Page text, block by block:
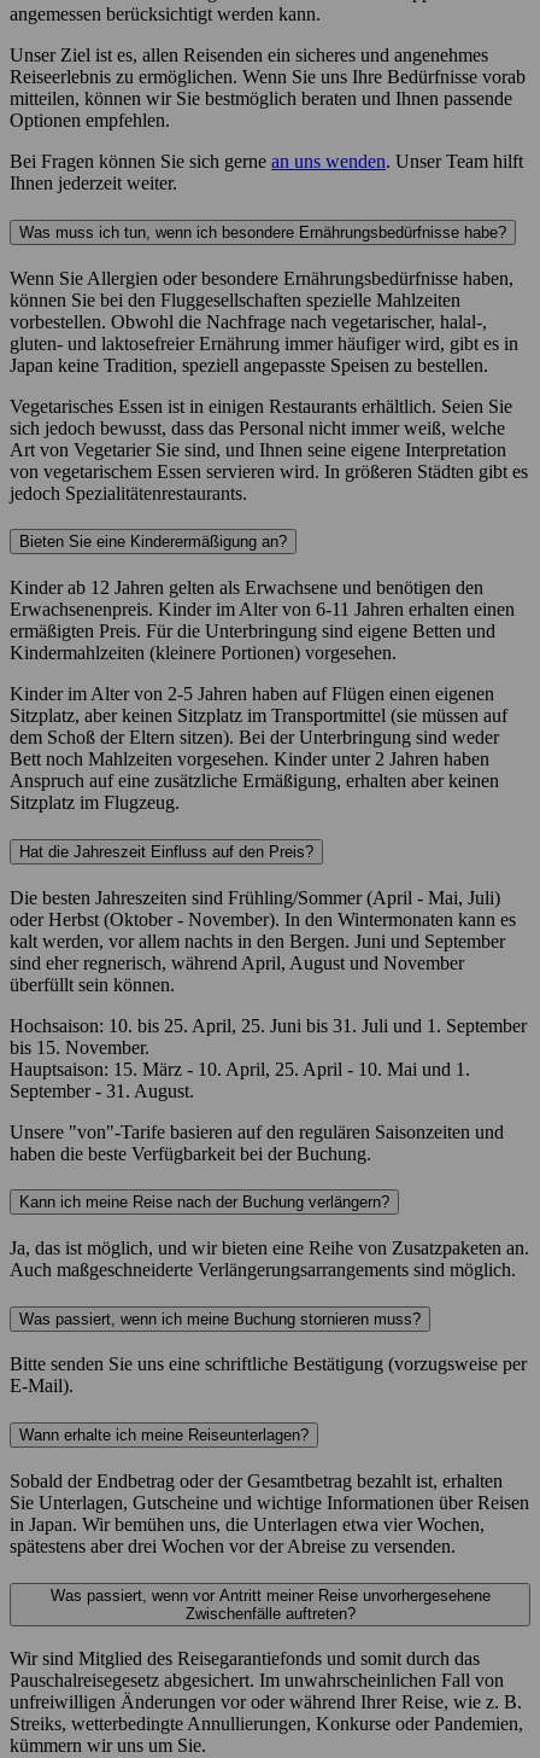
angemessen berücksichtigt werden kann.
Unser Ziel ist es, allen Reisenden ein sicheres und angenehmes
Reiseerlebnis zu ermöglichen. Wenn Sie uns Ihre Bedürfnisse vorab
mitteilen, können wir Sie bestmöglich beraten und Ihnen passende
Optionen empfehlen.
Bei Fragen können Sie sich gerne an uns wenden. Unser Team hilft
Ihnen jederzeit weiter.
Was muss ich tun, wenn ich besondere Ernährungsbedürfnisse habe?
Wenn Sie Allergien oder besondere Ernährungsbedürfnisse haben,
können Sie bei den Fluggesellschaften spezielle Mahlzeiten
vorbestellen. Obwohl die Nachfrage nach vegetarischer, halal-,
gluten- und laktosefreier Ernährung immer häufiger wird, gibt es in
Japan keine Tradition, speziell angepasste Speisen zu bestellen.
Vegetarisches Essen ist in einigen Restaurants erhältlich. Seien Sie
sich jedoch bewusst, dass das Personal nicht immer weiß, welche
Art von Vegetarier Sie sind, und Ihnen seine eigene Interpretation
von vegetarischem Essen servieren wird. In größeren Städten gibt es
jedoch Spezialitätenrestaurants.
Bieten Sie eine Kinderermäßigung an?
Kinder ab 12 Jahren gelten als Erwachsene und benötigen den
Erwachsenenpreis. Kinder im Alter von 6-11 Jahren erhalten einen
ermäßigten Preis. Für die Unterbringung sind eigene Betten und
Kindermahlzeiten (kleinere Portionen) vorgesehen.
Kinder im Alter von 2-5 Jahren haben auf Flügen einen eigenen
Sitzplatz, aber keinen Sitzplatz im Transportmittel (sie müssen auf
dem Schoß der Eltern sitzen). Bei der Unterbringung sind weder
Bett noch Mahlzeiten vorgesehen. Kinder unter 2 Jahren haben
Anspruch auf eine zusätzliche Ermäßigung, erhalten aber keinen
Sitzplatz im Flugzeug.
Hat die Jahreszeit Einfluss auf den Preis?
Die besten Jahreszeiten sind Frühling/Sommer (April - Mai, Juli)
oder Herbst (Oktober - November). In den Wintermonaten kann es
kalt werden, vor allem nachts in den Bergen. Juni und September
sind eher regnerisch, während April, August und November
überfüllt sein können.
Hochsaison: 10. bis 25. April, 25. Juni bis 31. Juli und 1. September
bis 15. November.
Hauptsaison: 15. März - 10. April, 25. April - 10. Mai und 1.
September - 31. August.
Unsere "von"-Tarife basieren auf den regulären Saisonzeiten und
haben die beste Verfügbarkeit bei der Buchung.
Kann ich meine Reise nach der Buchung verlängern?
Ja, das ist möglich, und wir bieten eine Reihe von Zusatzpaketen an.
Auch maßgeschneiderte Verlängerungsarrangements sind möglich.
Was passiert, wenn ich meine Buchung stornieren muss?
Bitte senden Sie uns eine schriftliche Bestätigung (vorzugsweise per
E-Mail).
Wann erhalte ich meine Reiseunterlagen?
Sobald der Endbetrag oder der Gesamtbetrag bezahlt ist, erhalten
Sie Unterlagen, Gutscheine und wichtige Informationen über Reisen
in Japan. Wir bemühen uns, die Unterlagen etwa vier Wochen,
spätestens aber drei Wochen vor der Abreise zu versenden.
Was passiert, wenn vor Antritt meiner Reise unvorhergesehene
Zwischenfälle auftreten?
Wir sind Mitglied des Reisegarantiefonds und somit durch das
Pauschalreisegesetz abgesichert. Im unwahrscheinlichen Fall von
unfreiwilligen Änderungen vor oder während Ihrer Reise, wie z. B.
Streiks, wetterbedingte Annullierungen, Konkurse oder Pandemien,
kümmern wir uns um Sie.